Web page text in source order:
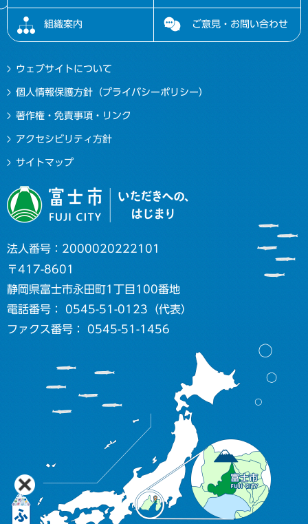
組織案内 ご意見・お問い合わせ
ウェブサイトについて
個人情報保護方針（プライバシーポリシー）
著作権・免責事項・リンク
アクセシビリティ方針
サイトマップ
法人番号：2000020222101
〒417-8601
静岡県富士市永田町1丁目100番地
電話番号： 0545-51-0123（代表）
ファクス番号： 0545-51-1456